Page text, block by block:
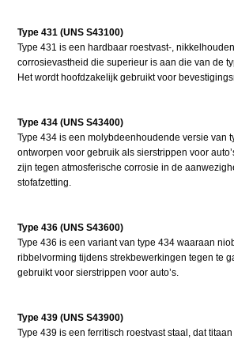
Type 431 (UNS S43100)
Type 431 is een hardbaar roestvast-,
corrosievastheid die superieur is aan die van de
Het wordt hoofdzakelijk gebruikt voor
Type 434 (UNS S43400)
Type 434 is een molybdeenhoudende versie van
ontworpen voor gebruik als sierstrippen voor
zijn tegen atmosferische corrosie in de
stofafzetting.
Type 436 (UNS S43600)
Type 436 is een variant van type 434 waaraan
ribbelvorming tijdens strekbewerkingen tegen te
gebruikt voor sierstrippen voor auto’s.
Type 439 (UNS S43900)
Type 439 is een ferritisch roestvast staal, dat